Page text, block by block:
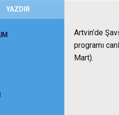
YAZDIR
Artvin’de
programı
Mart).